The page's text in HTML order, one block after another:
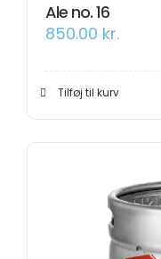
Ale no. 16
850.00 kr.
Tilføj til kurv